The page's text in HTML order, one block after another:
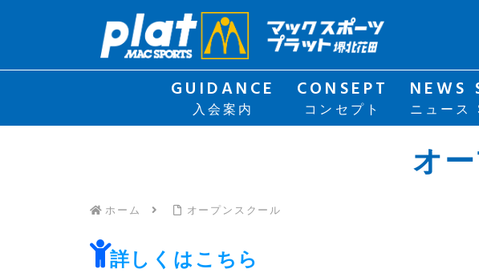
GUIDANCE
入会案内
CONSEPT
コンセプト
NEWS
ニュース
オ
ホーム オープンスクール
詳しくはこちら